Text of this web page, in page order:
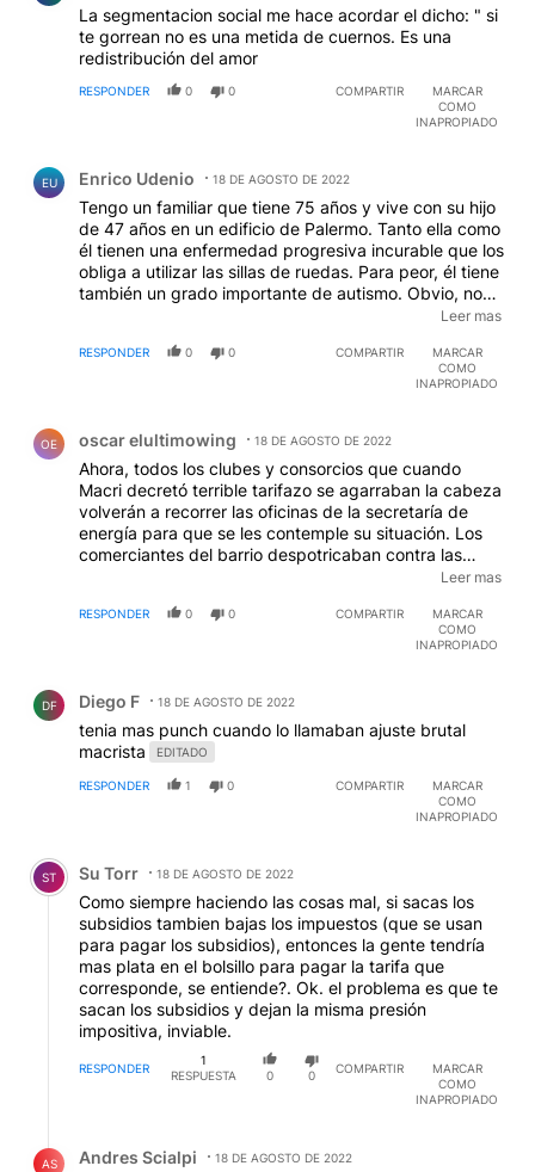
La segmentacion social me hace acordar el dicho: " si
te gorrean no es una metida de cuernos. Es una
redistribución del amor
RESPONDER 0 0 COMPARTIR
MARCAR
COMO
INAPROPIADO
EU Enrico Udenio 18 DE AGOSTO DE 2022
Tengo un familiar que tiene 75 años y vive con su hijo
de 47 años en un edificio de Palermo. Tanto ella como
él tienen una enfermedad progresiva incurable que los
obliga a utilizar las sillas de ruedas. Para peor, él tiene
también un grado importante de autismo. Obvio, no
pueden trabajar. Por la zona, ¿van a pagar tarifa
de la población, independientemente de donde viven?
Leer mas
RESPONDER 0 0 COMPARTIR
MARCAR
COMO
INAPROPIADO
OE oscar elultimowing 18 DE AGOSTO DE 2022
Ahora, todos los clubes y consorcios que cuando
Macri decretó terrible tarifazo se agarraban la cabeza
volverán a recorrer las oficinas de la secretaría de
energía para que se les contemple su situación. Los
comerciantes del barrio despotricaban contra las
tarifas "regaladas" y los planes sociales. Ahora
si comienzan a sacar los planes sociales le van a
Leer mas
RESPONDER 0 0 COMPARTIR
MARCAR
COMO
INAPROPIADO
DF Diego F 18 DE AGOSTO DE 2022
tenia mas punch cuando lo llamaban ajuste brutal
macrista
EDITADO
RESPONDER 1 0 COMPARTIR
MARCAR
COMO
INAPROPIADO
Comentario de Su Torr.
ST Su Torr 18 DE AGOSTO DE 2022
Como siempre haciendo las cosas mal, si sacas los
subsidios tambien bajas los impuestos (que se usan
para pagar los subsidios), entonces la gente tendría
mas plata en el bolsillo para pagar la tarifa que
corresponde, se entiende?. Ok. el problema es que te
sacan los subsidios y dejan la misma presión
impositiva, inviable.
RESPONDER
1
RESPUESTA
0 0
COMPARTIR
MARCAR
COMO
INAPROPIADO
AS Andres Scialpi
18 DE AGOSTO DE 2022